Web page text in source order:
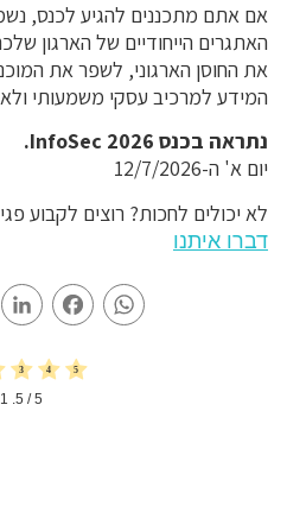
אם אתם מתכננים להגיע לכנס,
האתגרים הייחודיים של הארגון
את החוסן הארגוני, לשפר את
המידע למרכיב עסקי משמעותי
נתראה בכנס InfoSec 2026.
יום א' ה-12/7/2026
לא יכולים לחכות? רוצים לקבוע
דברו איתנו
WhatsApp
5
/ 5.
1